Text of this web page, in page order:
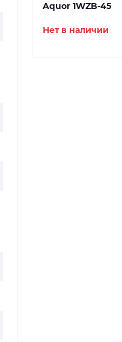
Aquor 1WZB-45
Нет в наличии